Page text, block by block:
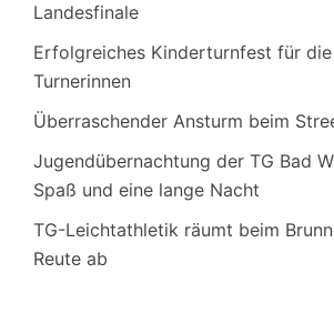
Landesfinale
Erfolgreiches Kinderturnfest für
Turnerinnen
Überraschender Ansturm beim
Jugendübernachtung der TG Bad
Spaß und eine lange Nacht
TG-Leichtathletik räumt beim
Reute ab